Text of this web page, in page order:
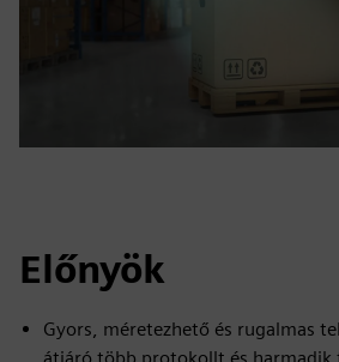
Előnyök
Gyors, méretezhető és rugalmas